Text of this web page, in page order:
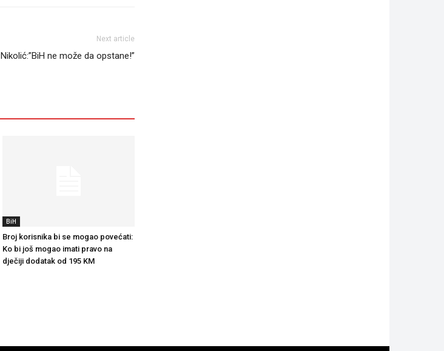
Next article
Nikolić:”BiH ne može da opstane!”
BiH
Broj korisnika bi se mogao povećati:
Ko bi još mogao imati pravo na
dječiji dodatak od 195 KM